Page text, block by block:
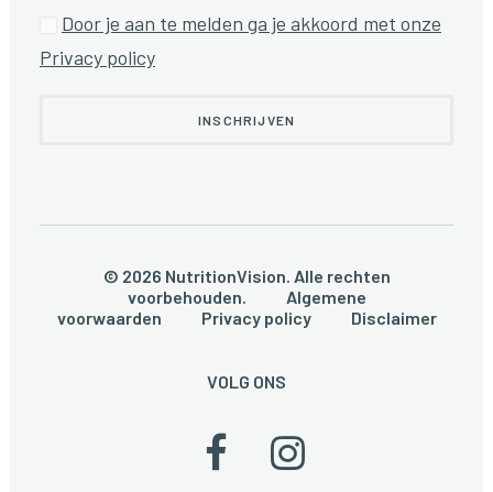
Door je aan te melden ga je akkoord met onze
Privacy policy
© 2026 NutritionVision. Alle rechten
voorbehouden. Algemene
voorwaarden
Privacy policy Disclaimer
VOLG ONS